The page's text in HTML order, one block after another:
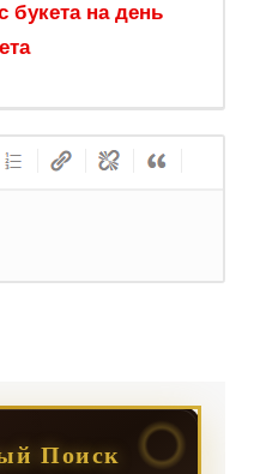
букета на день
Поиск